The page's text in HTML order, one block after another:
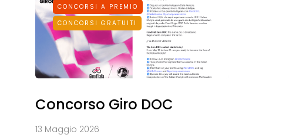
CONCORSI A PREMIO
CONCORSI GRATUITI
Concorso Giro DOC
13 Maggio 2026